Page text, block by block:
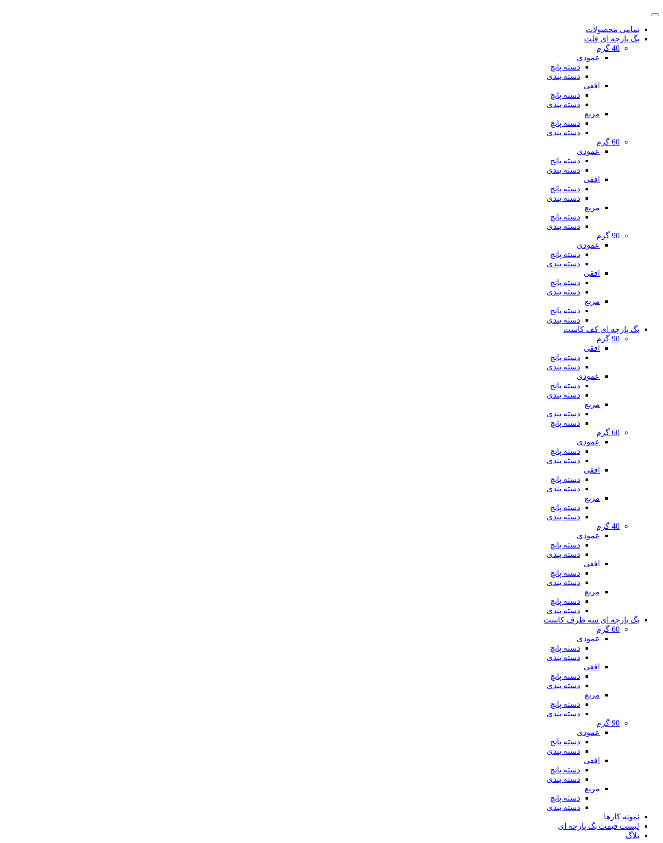
تمامی محصولات
بگ پارچه ای فلت
40 گرم
عمودی
دسته پانچ
دسته بندی
افقی
دسته پانچ
دسته بندی
مربع
دسته پانچ
دسته بندی
60 گرم
عمودی
دسته پانچ
دسته بندی
افقی
دسته پانچ
دسته بندی
مربع
دسته پانچ
دسته بندی
90 گرم
عمودی
دسته پانچ
دسته بندی
افقی
دسته پانچ
دسته بندی
مربع
دسته پانچ
دسته بندی
بگ پارچه ای کف کاست
90 گرم
افقی
دسته پانچ
دسته بندی
عمودی
دسته پانچ
دسته بندی
مربع
دسته بندی
دسته پانچ
60 گرم
عمودی
دسته پانچ
دسته بندی
افقی
دسته پانچ
دسته بندی
مربع
دسته پانچ
دسته بندی
40 گرم
عمودی
دسته پانچ
دسته بندی
افقی
دسته پانچ
دسته بندی
مربع
دسته پانچ
دسته بندی
بگ پارچه ای سه طرف کاست
60 گرم
عمودی
دسته پانچ
دسته بندی
افقی
دسته پانچ
دسته بندی
مربع
دسته پانچ
دسته بندی
90 گرم
عمودی
دسته پانچ
دسته بندی
افقی
دسته پانچ
دسته بندی
مربع
دسته پانچ
دسته بندی
نمونه کارها
لیست قیمت بگ پارچه ای
بلاگ